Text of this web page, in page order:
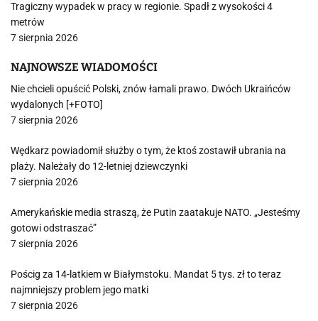
Tragiczny wypadek w pracy w regionie. Spadł z wysokości 4
metrów
7 sierpnia 2026
NAJNOWSZE WIADOMOŚCI
Nie chcieli opuścić Polski, znów łamali prawo. Dwóch Ukraińców
wydalonych [+FOTO]
7 sierpnia 2026
Wędkarz powiadomił służby o tym, że ktoś zostawił ubrania na
plaży. Należały do 12-letniej dziewczynki
7 sierpnia 2026
Amerykańskie media straszą, że Putin zaatakuje NATO. „Jesteśmy
gotowi odstraszać”
7 sierpnia 2026
Pościg za 14-latkiem w Białymstoku. Mandat 5 tys. zł to teraz
najmniejszy problem jego matki
7 sierpnia 2026